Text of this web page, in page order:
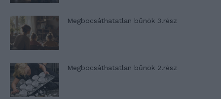
Megbocsáthatatlan bűnök 3.rész
Megbocsáthatatlan bűnök 2.rész